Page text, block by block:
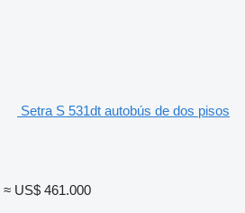
Setra S 531dt autobús de dos pisos
≈ US$ 461.000